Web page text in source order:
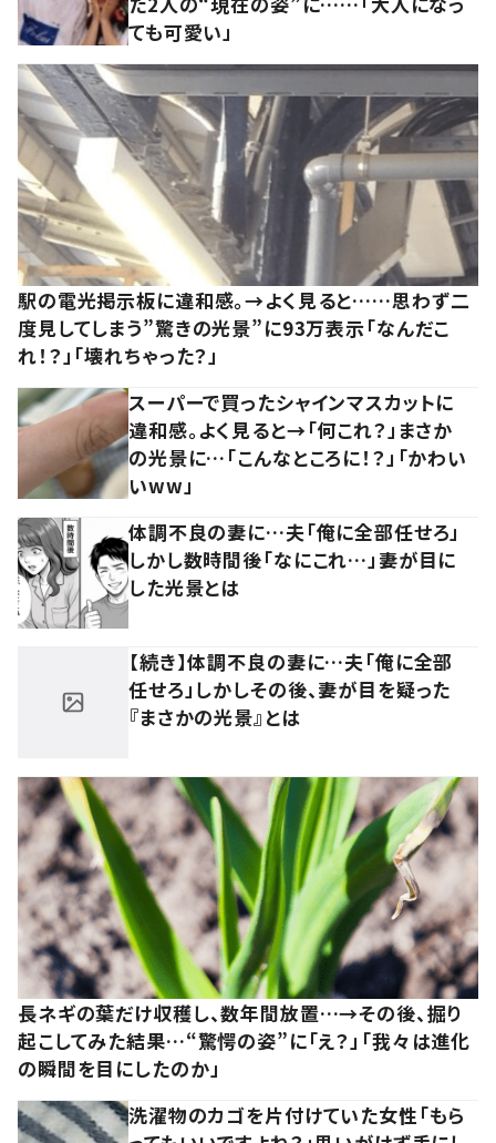
ても可愛い」
駅の電光掲示板に違和感。→よく見ると……思わず二
度見してしまう”驚きの光景”に93万表示「なんだこ
れ！？」「壊れちゃった？」
スーパーで買ったシャインマスカットに
違和感。よく見ると→「何これ？」まさか
の光景に…「こんなところに！？」「かわい
いww」
体調不良の妻に…夫「俺に全部任せろ」
しかし数時間後「なにこれ…」妻が目に
した光景とは
【続き】体調不良の妻に…夫「俺に全部
任せろ」しかしその後、妻が目を疑った
『まさかの光景』とは
長ネギの葉だけ収穫し、数年間放置…→その後、掘り
起こしてみた結果…“驚愕の姿”に「え？」「我々は進化
の瞬間を目にしたのか」
洗濯物のカゴを片付けていた女性「もら